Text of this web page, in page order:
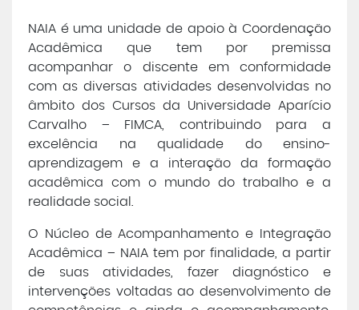
Cursos de Graduação
Cursos dePós e Extensão
Cursos deEAD
Clínicas de Atendimento
Bolsas e Benefícios
NAIA é uma unidade de apoio à Coordenação
Acadêmica que tem por premissa
acompanhar o discente em conformidade
com as diversas atividades desenvolvidas no
âmbito dos Cursos da Universidade Aparício
Carvalho – FIMCA, contribuindo para a
excelência na qualidade do ensino-
aprendizagem e a interação da formação
acadêmica com o mundo do trabalho e a
realidade social.
O Núcleo de Acompanhamento e Integração
Acadêmica – NAIA tem por finalidade, a partir
de suas atividades, fazer diagnóstico e
intervenções voltadas ao desenvolvimento de